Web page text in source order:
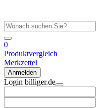
0
Produktvergleich
Merkzettel
Anmelden
Login billiger.de